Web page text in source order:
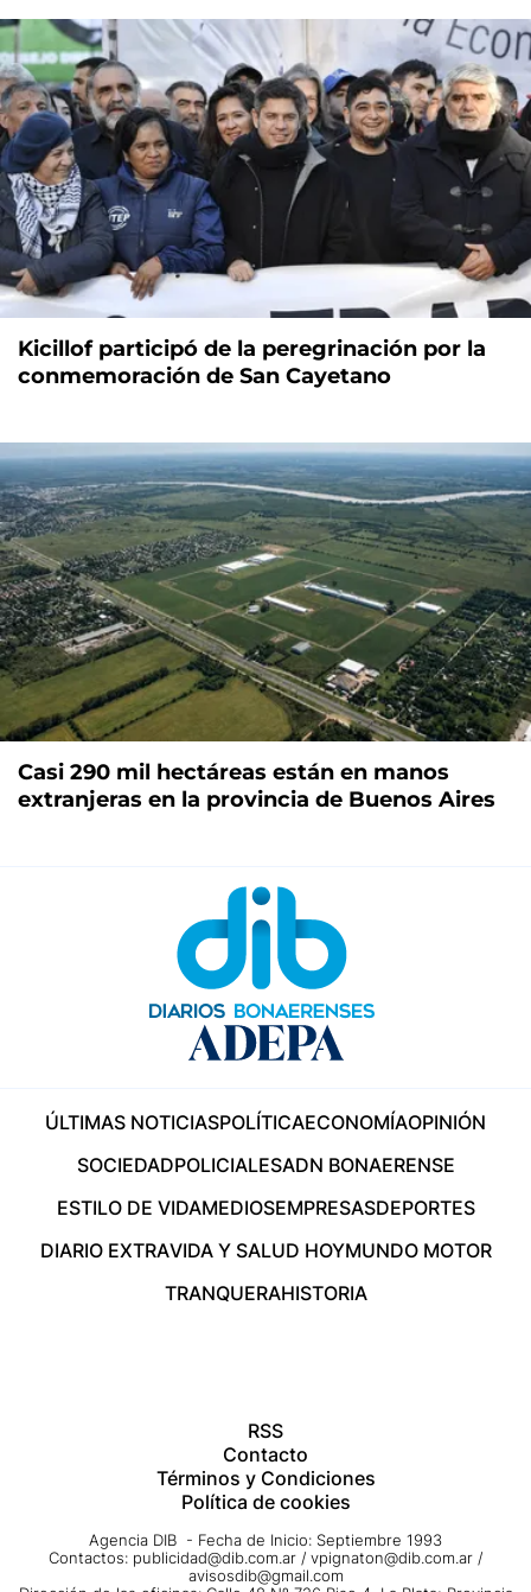
Kicillof participó de la peregrinación por la
conmemoración de San Cayetano
Casi 290 mil hectáreas están en manos
extranjeras en la provincia de Buenos Aires
ÚLTIMAS NOTICIASPOLÍTICAECONOMÍAOPINIÓN
SOCIEDADPOLICIALESADN BONAERENSE
ESTILO DE VIDAMEDIOSEMPRESASDEPORTES
DIARIO EXTRAVIDA Y SALUD HOYMUNDO MOTOR
TRANQUERAHISTORIA
RSS
Contacto
Términos y Condiciones
Política de cookies
Agencia DIB - Fecha de Inicio: Septiembre 1993
Contactos: publicidad@dib.com.ar / vpignaton@dib.com.ar /
avisosdib@gmail.com